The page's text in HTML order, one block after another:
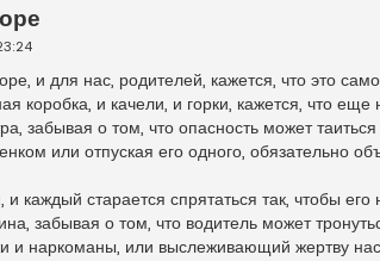
и для нас, родителей, кажется, что это
коробка, и качели, и горки, кажется, что
забывая о том, что опасность может
или отпуская его одного, обязательно
и каждый старается спрятаться так, чтобы
забывая о том, что водитель может
и наркоманы, или выслеживающий жертву